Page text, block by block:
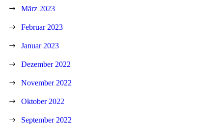
März 2023
Februar 2023
Januar 2023
Dezember 2022
November 2022
Oktober 2022
September 2022